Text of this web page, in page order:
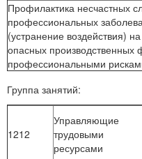
Профилактика несчастных
профессиональных
(устранение воздействия)
опасных производственных
профессиональными
Группа занятий:
1212
Управляющие
трудовыми
ресурсами